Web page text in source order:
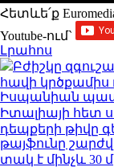
Հետևե՛ք
Youtube-ում`
Լրահոս
Բժիշկը
հավի կրծքամիս
Իսպանիան
Իտալիայի հետ
դեպքերի թիվը
թայֆունը
տակ է մինչև 30